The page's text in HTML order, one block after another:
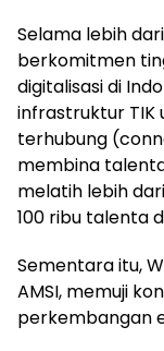
Selama lebih
berkomitmen
digitalisasi di
infrastruktur TIK
terhubung
membina
melatih lebih
100 ribu talenta
Sementara itu,
AMSI, memuji
perkembangan